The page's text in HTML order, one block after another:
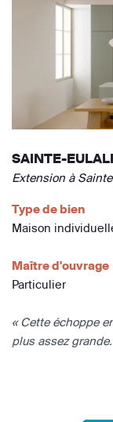
SAINTE-
Extension à
Type de bien
Maison
Maître d'ouvrage
Particulier
« Cette échoppe
plus assez